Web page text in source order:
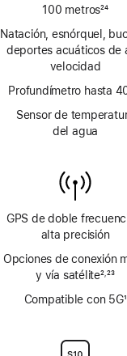
100 metros
a
pie
página
24
Natación, esnórquel,
deportes acuáticos de
velocidad
Profundímetro hasta
Sensor de
del agua
GPS de doble
alta precisión
Opciones de conexión
y vía satélite2,23
Compatible con 5G1